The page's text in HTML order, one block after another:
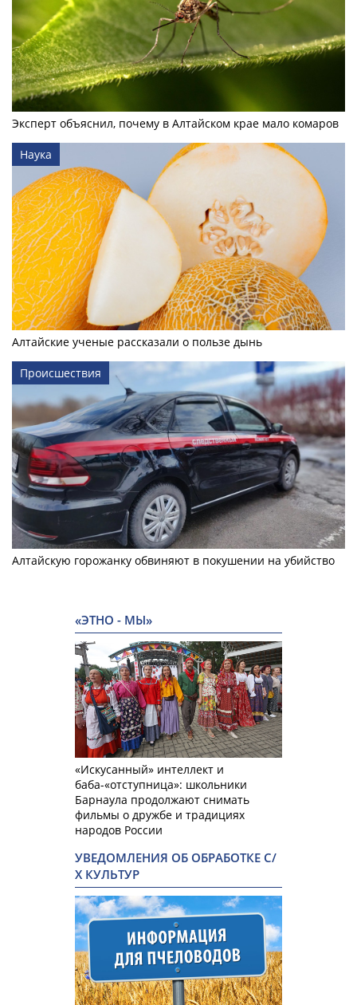
Эксперт объяснил, почему в Алтайском крае мало комаров
Наука
Алтайские ученые рассказали о пользе дынь
Происшествия
Алтайскую горожанку обвиняют в покушении на убийство
«ЭТНО - МЫ»
«Искусанный» интеллект и
баба-«отступница»: школьники
Барнаула продолжают снимать
фильмы о дружбе и традициях
народов России
УВЕДОМЛЕНИЯ ОБ ОБРАБОТКЕ С/
Х КУЛЬТУР